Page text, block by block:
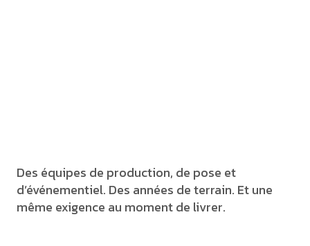
Des équipes de production, de pose et
d’événementiel. Des années de terrain. Et une
même exigence au moment de livrer.